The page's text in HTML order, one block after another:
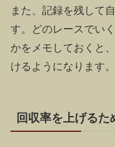
また、記録を残して
す。どのレースでい
かをメモしておくと
けるようになります。
回収率を上げるた